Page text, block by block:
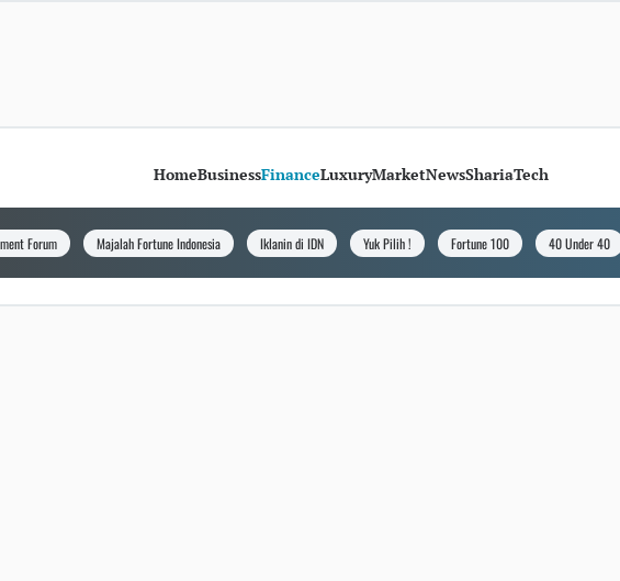
HomeBusinessFinanceLuxuryMarketNewsShariaTech
Forum Majalah Fortune Indonesia Iklanin di IDN Yuk Pilih ! Fortune 100 40 Under 40